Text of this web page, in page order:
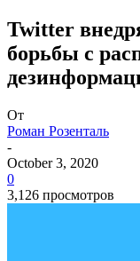
Twitter
борьбы с
От
Роман Розенталь
-
October 3, 2020
0
3,126 просмотров